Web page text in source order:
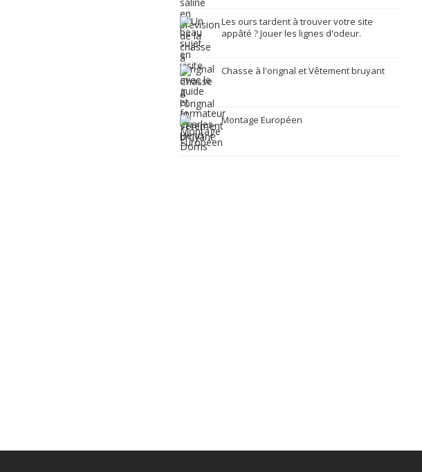
Les ours tardent à trouver votre site
appâté ? Jouer les lignes d'odeur.
Chasse à l'orignal et Vêtement bruyant
Montage Européen